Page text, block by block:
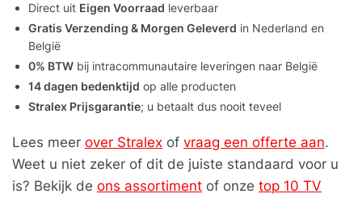
Direct uit Eigen Voorraad leverbaar
Gratis Verzending & Morgen Geleverd in Nederland en
België
0% BTW bij intracommunautaire leveringen naar België
14 dagen bedenktijd op alle producten
Stralex Prijsgarantie; u betaalt dus nooit teveel
Lees meer over Stralex of vraag een offerte aan.
Weet u niet zeker of dit de juiste standaard voor u
is? Bekijk de ons assortiment of onze top 10 TV